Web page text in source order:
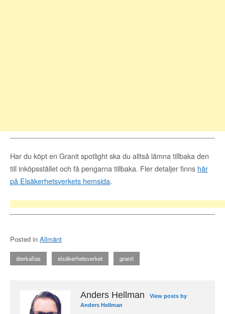
Har du köpt en Granit spotlight ska du alltså lämna tillbaka den
till inköpsstället och få pengarna tillbaka. Fler detaljer finns här
på Elsäkerhetsverkets hemsida.
Posted in Allmänt
återkallas elsäkerhetsverket granit
Anders Hellman
View posts by
Anders Hellman